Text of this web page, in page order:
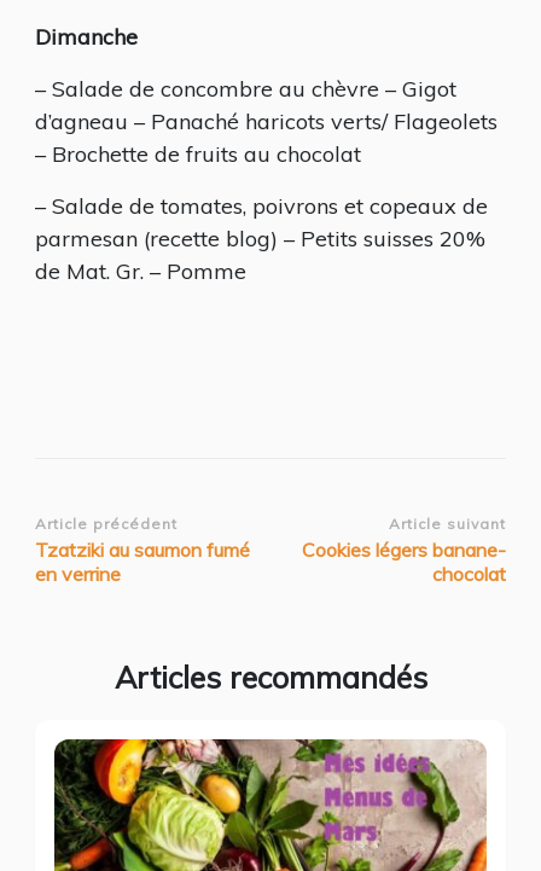
Dimanche
– Salade de concombre au chèvre – Gigot
d’agneau – Panaché haricots verts/ Flageolets
– Brochette de fruits au chocolat
– Salade de tomates, poivrons et copeaux de
parmesan (recette blog) – Petits suisses 20%
de Mat. Gr. – Pomme
Navigation
d’article
Article précédent
Tzatziki au saumon fumé
en verrine
Article suivant
Cookies légers banane-
chocolat
Articles recommandés